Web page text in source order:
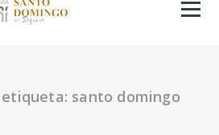
santo domingo